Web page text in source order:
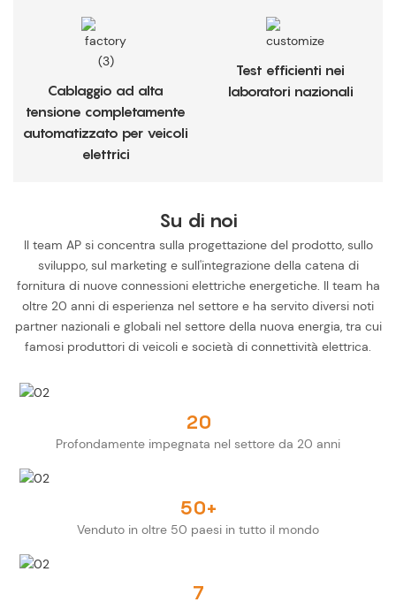
Cablaggio ad alta
tensione completamente
automatizzato per veicoli
elettrici
Test efficienti nei
laboratori nazionali
Su di noi
Il team AP si concentra sulla progettazione del prodotto, sullo
sviluppo, sul marketing e sull'integrazione della catena di
fornitura di nuove connessioni elettriche energetiche. Il team ha
oltre 20 anni di esperienza nel settore e ha servito diversi noti
partner nazionali e globali nel settore della nuova energia, tra cui
famosi produttori di veicoli e società di connettività elettrica.
20
Profondamente impegnata nel settore da 20 anni
50+
Venduto in oltre 50 paesi in tutto il mondo
7